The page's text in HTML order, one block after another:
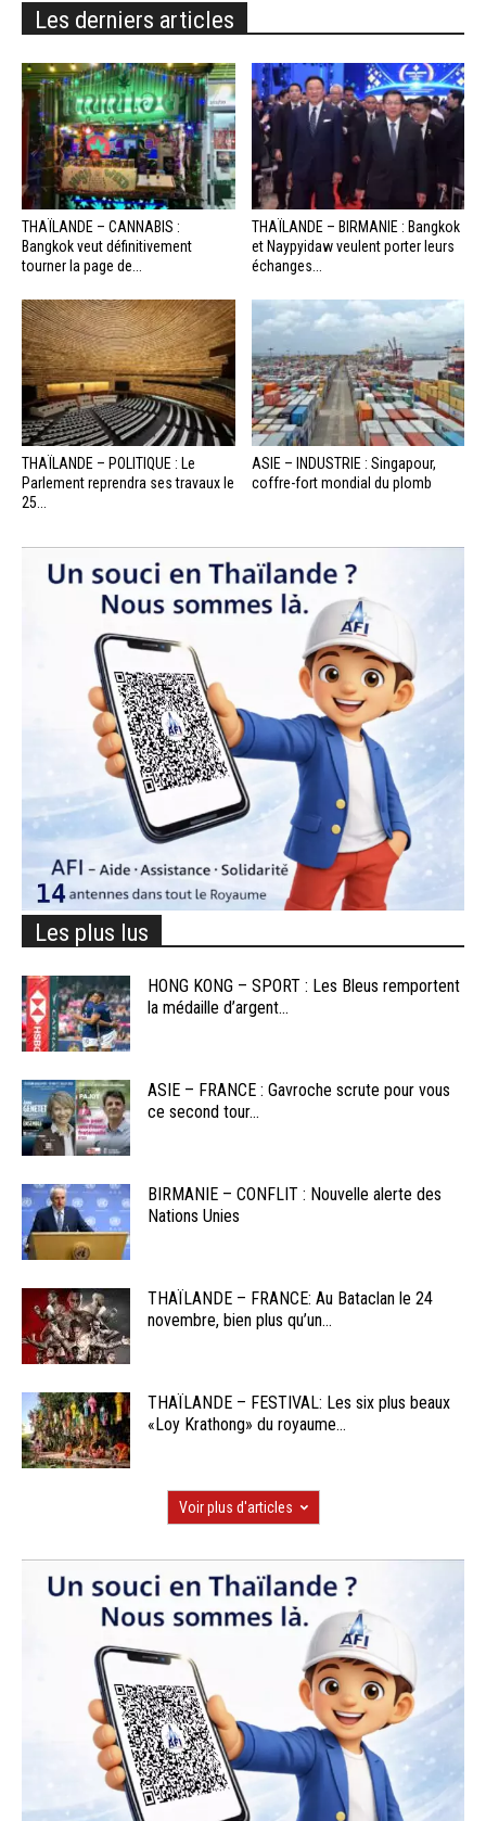
Les derniers articles
THAÏLANDE – CANNABIS :
Bangkok veut définitivement
tourner la page de...
THAÏLANDE – BIRMANIE : Bangkok
et Naypyidaw veulent porter leurs
échanges...
THAÏLANDE – POLITIQUE : Le
Parlement reprendra ses travaux le
25...
ASIE – INDUSTRIE : Singapour,
coffre-fort mondial du plomb
Les plus lus
HONG KONG – SPORT : Les Bleus remportent
la médaille d’argent...
ASIE – FRANCE : Gavroche scrute pour vous
ce second tour...
BIRMANIE – CONFLIT : Nouvelle alerte des
Nations Unies
THAÏLANDE – FRANCE: Au Bataclan le 24
novembre, bien plus qu’un...
THAÏLANDE – FESTIVAL: Les six plus beaux
«Loy Krathong» du royaume...
Voir plus d'articles